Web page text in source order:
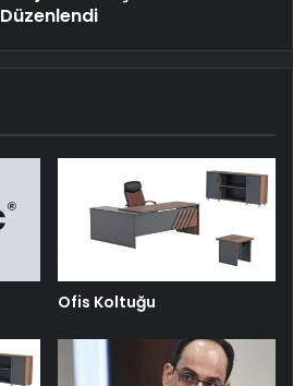
Düzenlendi
Ofis Koltuğu